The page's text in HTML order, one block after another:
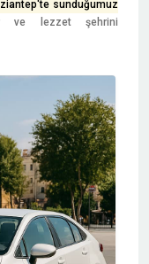
sunduğumuz
ve lezzet şehrini